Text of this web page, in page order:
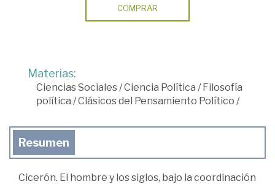
COMPRAR
Materias:
Ciencias Sociales/Ciencia Política /Filosofía
política /Clásicos del Pensamiento Político /
Resumen
Cicerón. El hombre y los siglos, bajo la coordinación